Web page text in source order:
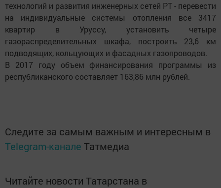
технологий и развития инженерных сетей РТ - перевести
на индивидуальные системы отопления все 3417
квартир в Уруссу, установить четыре
газораспределительных шкафа, построить 23,6 км
подводящих, кольцующих и фасадных газопроводов.
В 2017 году объем финансирования программы из
республиканского составляет 163,86 млн рублей.
Следите за самым важным и интересным в
Telegram-канале Татмедиа
Читайте новости Татарстана в